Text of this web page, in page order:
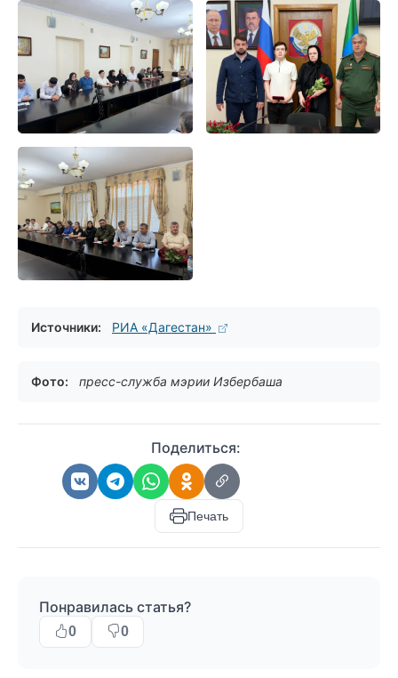
Источники: РИА «Дагестан»
Фото: пресс-служба мэрии Избербаша
Поделиться:
Печать
Понравилась статья?
0 0